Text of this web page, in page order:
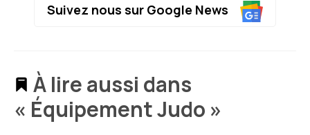
Suivez nous sur Google News
À lire aussi dans
« Équipement Judo »